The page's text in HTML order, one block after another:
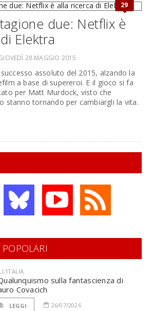
29
due: Netflix è
Elektra
28 MAGGIO 2015
assoluto del 2015, alzando la
a base di supereroi. E il gioco si fa
per Matt Murdock, visto che
stanno tornando per cambiargli la vita.
sulla fantascienza di
Covacich
LEGGI 26/07/2026